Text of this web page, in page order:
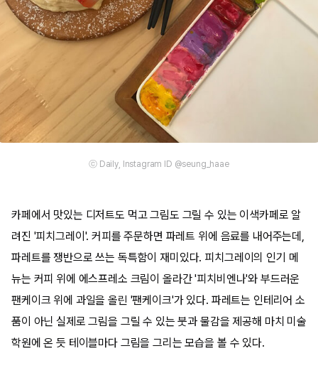
ⓒ Daily, Instagram ID @seung_haae
카페에서 맛있는 디저트도 먹고 그림도 그릴 수 있는 이색카페로 알
려진 '피치그레이'. 커피를 주문하면 파레트 위에 음료를 내어주는데,
파레트를 쟁반으로 쓰는 독특함이 재미있다. 피치그레이의 인기 메
뉴는 커피 위에 에스프레소 크림이 올라간 '피치비엔나'와 부드러운
팬케이크 위에 과일을 올린 '팬케이크'가 있다. 파레트는 인테리어 소
품이 아닌 실제로 그림을 그릴 수 있는 붓과 물감을 제공해 마치 미술
학원에 온 듯 테이블마다 그림을 그리는 모습을 볼 수 있다.